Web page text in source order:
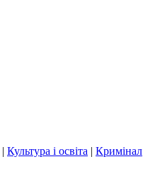
| Культура і освіта | Кримінал